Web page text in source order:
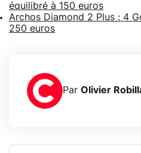
équilibré à 150 euros
Archos Diamond 2 Plus : 4
250 euros
Par Olivier